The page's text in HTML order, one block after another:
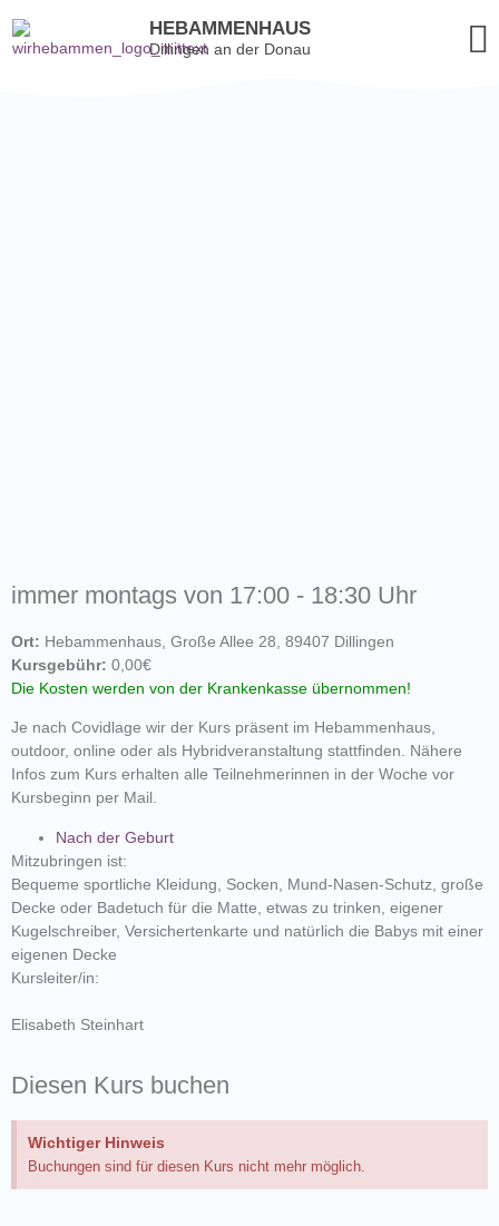
HEBAMMENHAUS
Dillingen an der Donau
immer montags von 17:00 - 18:30 Uhr
Ort: Hebammenhaus, Große Allee 28, 89407 Dillingen
Kursgebühr: 0,00€
Die Kosten werden von der Krankenkasse übernommen!
Je nach Covidlage wir der Kurs präsent im Hebammenhaus,
outdoor, online oder als Hybridveranstaltung stattfinden. Nähere
Infos zum Kurs erhalten alle Teilnehmerinnen in der Woche vor
Kursbeginn per Mail.
Nach der Geburt
Mitzubringen ist:
Bequeme sportliche Kleidung, Socken, Mund-Nasen-Schutz, große
Decke oder Badetuch für die Matte, etwas zu trinken, eigener
Kugelschreiber, Versichertenkarte und natürlich die Babys mit einer
eigenen Decke
Kursleiter/in:
Elisabeth Steinhart
Diesen Kurs buchen
Wichtiger Hinweis
Buchungen sind für diesen Kurs nicht mehr möglich.